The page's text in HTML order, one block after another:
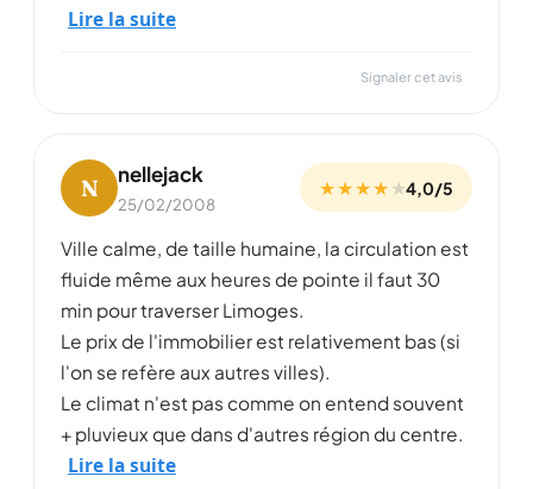
Lire la suite
Signaler cet avis
N nellejack
25/02/2008
★ ★ ★ ★★4,0/5
Ville calme, de taille humaine, la circulation est
fluide même aux heures de pointe il faut 30
min pour traverser Limoges.
Le prix de l'immobilier est relativement bas (si
l'on se refère aux autres villes).
Le climat n'est pas comme on entend souvent
+ pluvieux que dans d'autres région du centre.
Lire la suite